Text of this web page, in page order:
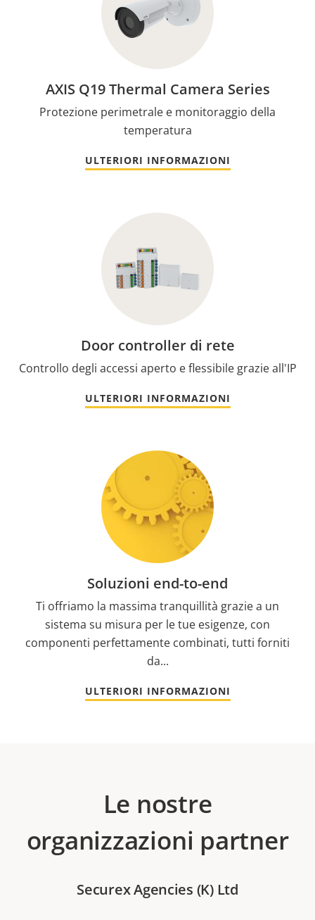
AXIS Q19 Thermal Camera Series
Protezione perimetrale e monitoraggio della
temperatura
ULTERIORI INFORMAZIONI
Door controller di rete
Controllo degli accessi aperto e flessibile grazie all'IP
ULTERIORI INFORMAZIONI
Soluzioni end-to-end
Ti offriamo la massima tranquillità grazie a un
sistema su misura per le tue esigenze, con
componenti perfettamente combinati, tutti forniti
da...
ULTERIORI INFORMAZIONI
Le nostre
organizzazioni partner
Securex Agencies (K) Ltd